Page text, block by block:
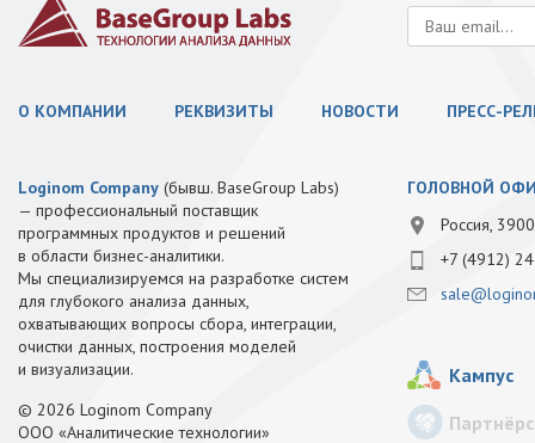
О КОМПАНИИ РЕКВИЗИТЫ НОВОСТИ ПРЕСС-
Loginom Company (бывш. BaseGroup Labs)
— профессиональный поставщик
программных продуктов и решений
в области бизнес-аналитики.
Мы специализируемся на разработке систем
для глубокого анализа данных,
охватывающих вопросы сбора, интеграции,
очистки данных, построения моделей
и визуализации.
© 2026 Loginom Company
ООО «Аналитические технологии»
ГОЛОВНОЙ
Россия,
+7 (4912)
Кампус